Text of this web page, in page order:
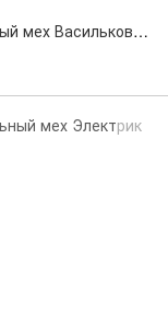
Наушники с регулятором M&J Натуральный мех Васильковый 22038